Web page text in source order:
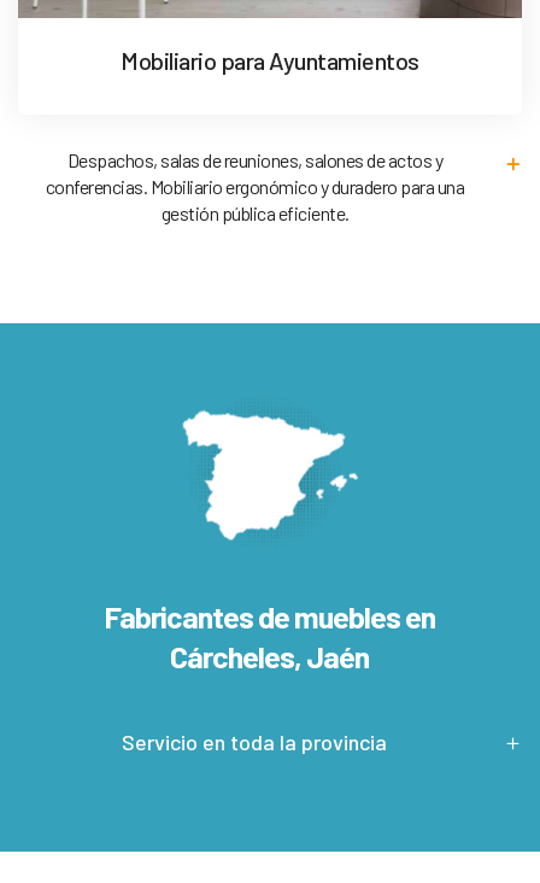
Mobiliario para Ayuntamientos
Despachos, salas de reuniones, salones de actos y
conferencias. Mobiliario ergonómico y duradero para una
gestión pública eficiente.
Fabricantes de muebles en
Cárcheles, Jaén
Servicio en toda la provincia